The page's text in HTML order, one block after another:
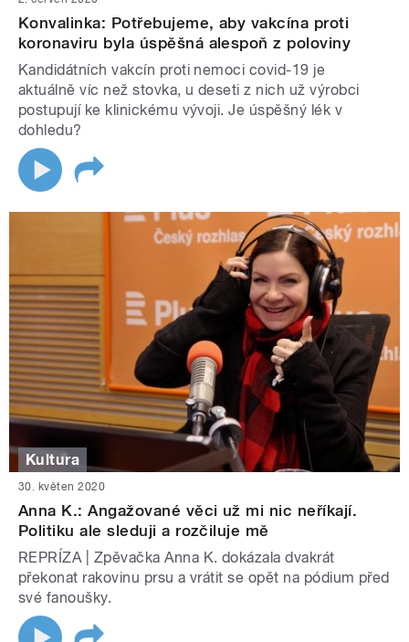
Konvalinka: Potřebujeme, aby vakcína proti
koronaviru byla úspěšná alespoň z poloviny
Kandidátních vakcín proti nemoci covid-19 je
aktuálně víc než stovka, u deseti z nich už výrobci
postupují ke klinickému vývoji. Je úspěšný lék v
dohledu?
Kultura
30. květen 2020
Anna K.: Angažované věci už mi nic neříkají.
Politiku ale sleduji a rozčiluje mě
REPRÍZA | Zpěvačka Anna K. dokázala dvakrát
překonat rakovinu prsu a vrátit se opět na pódium před
své fanoušky.